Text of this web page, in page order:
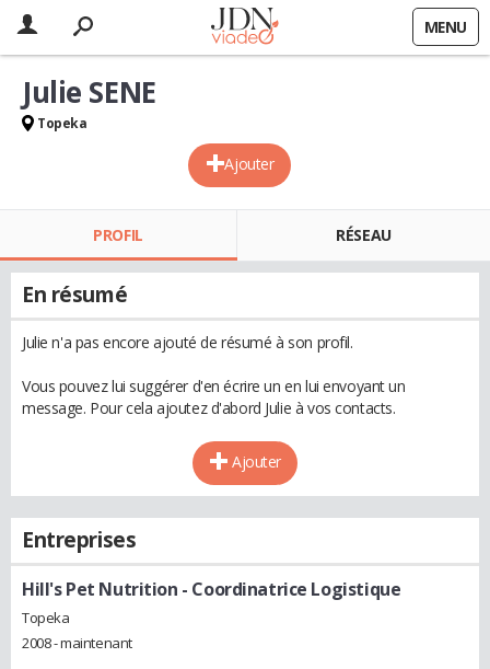
MENU
Ajouter
Julie SENE
Topeka
PROFIL RÉSEAU
En résumé
Julie n'a pas encore ajouté de résumé à son profil.
Vous pouvez lui suggérer d'en écrire un en lui envoyant un
message. Pour cela ajoutez d'abord Julie à vos contacts.
Ajouter
Entreprises
Hill's Pet Nutrition - Coordinatrice Logistique
Topeka
2008 - maintenant